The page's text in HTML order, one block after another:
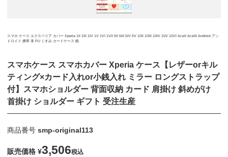
スマホ ケース エクスペリア カバー Xperia 1II 1III 1IV 1V 1VI 1VII 5II 5III 5IV 5V 10II 10III 10IV 10V 10VI AceII AceIII Android アン
ドロイド 携帯 革 PU くすみ カードケース 鏡
スマホケース スマホカバー Xperia ケース【レザーorキル
ティング×カード入れor小銭入れ ミラー ロングストラップ
付】スマホショルダー 背面収納 カード 肩掛け 斜めがけ
首掛け ショルダー ギフト 受注生産
商品番号 smp-original113
販売価格 ¥3,506税込